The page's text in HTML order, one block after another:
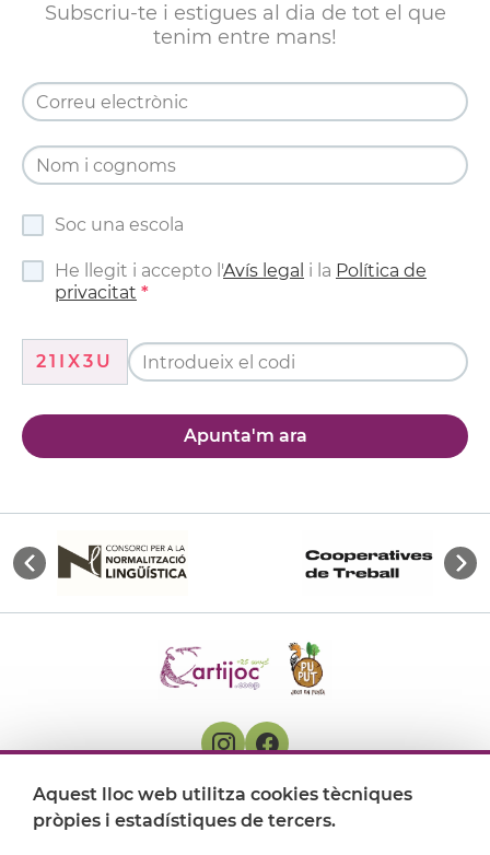
Subscriu-te i estigues al dia de tot el que
tenim entre mans!
Soc una escola
He llegit i accepto l'Avís legal i la Política de
privacitat
21IX3U
Apunta'm ara
On ens trobem
Aquest lloc web utilitza cookies tècniques
pròpies i estadístiques de tercers.